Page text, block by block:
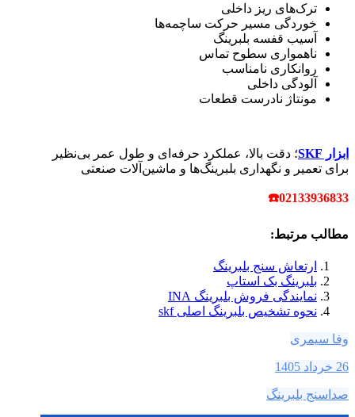
ترک‌های ریز داخلی
خوردگی مسیر حرکت ساچمه‌ها
آسیب قفسه بلبرینگ
ناهمواری سطوح تماس
روانکاری نامناسب
آلودگی داخلی
مونتاژ نادرست قطعات
ابزار SKF
؛ دقت بالا، عملکرد حرفه‌ای و طول عمر بی‌نظیر
برای تعمیر و نگهداری بلبرینگ‌ها و ماشین‌آلات صنعتی
02133936833
☎
مطالب مرتبط:
ارتعاش سنج بلبرینگ
بلبرینگ بک استاپ
نمایندگی فروش بلبرینگ INA
نحوه تشخیص بلبرینگ اصلی skf
وفا سیمری
26 خرداد 1405
صداسنج بلبرینگ